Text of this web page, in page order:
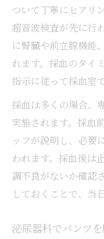
ついて丁寧にヒアリ
超音波検査が先に行
に腎臓や前立腺機能
れます。採血のタイ
指示に従って採血室
採血は多くの場合、
実施されます。採血
ッフが説明し、必要
われます。採血後は
調不良がないか確認
しておくことで、当
泌尿器科でパンツ